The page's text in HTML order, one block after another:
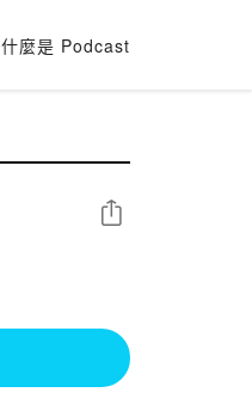
什麼是 Podcast
分享